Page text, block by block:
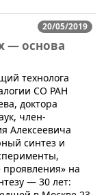
20/05/2019
— основа
технолога
СО РАН
доктора
член-
Алексеевича
синтез и
на
— 30 лет: